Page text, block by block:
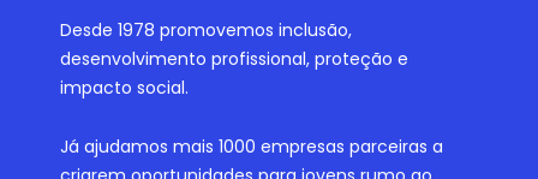
Desde 1978 promovemos inclusão,
desenvolvimento profissional, proteção e
impacto social.
Já ajudamos mais 1000 empresas parceiras a